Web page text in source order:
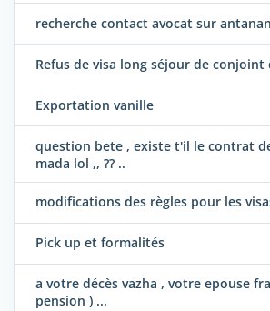
recherche contact avocat sur
Refus de visa long séjour de conjoint
Exportation vanille
question bete , existe t'il le contrat
mada lol ,, ?? ..
modifications des règles pour les
Pick up et formalités
a votre décès vazha , votre epouse
pension ) ...